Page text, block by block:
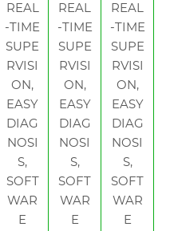
REAL
-TIME
SUPE
RVISI
ON,
EASY
DIAG
NOSI
S,
SOFT
WAR
E
REAL
-TIME
SUPE
RVISI
ON,
EASY
DIAG
NOSI
S,
SOFT
WAR
E
REAL
-TIME
SUPE
RVISI
ON,
EASY
DIAG
NOSI
S,
SOFT
WAR
E